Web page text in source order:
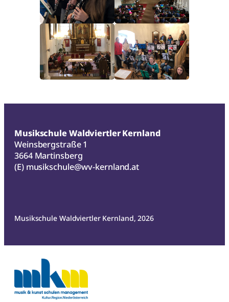
Musikschule Waldviertler Kernland
Weinsbergstraße 1
3664 Martinsberg
(E) musikschule@wv-kernland.at
Musikschule Waldviertler Kernland, 2026